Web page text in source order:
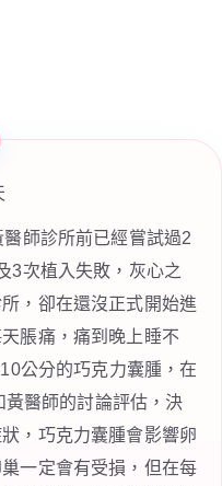
師診所前已經嘗試過2
3次植入失敗，灰心之
，卻在還沒正式開始進
脹痛，痛到晚上睡不
公分的巧克力囊腫，在
醫師的討論評估，決
，巧克力囊腫會影響卵
一定會有受損，但在每